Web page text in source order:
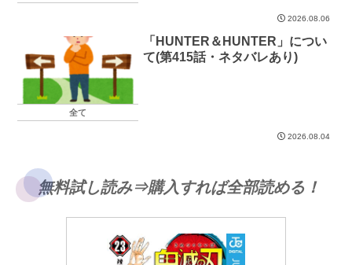
2026.08.06
全て
「HUNTER＆HUNTER」につい
て(第415話・ネタバレあり)
2026.08.04
無料試し読み⇒購入すれば全部読める！